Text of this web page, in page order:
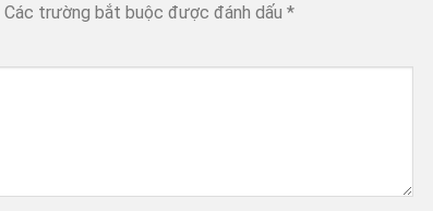
Các trường bắt buộc được đánh dấu *